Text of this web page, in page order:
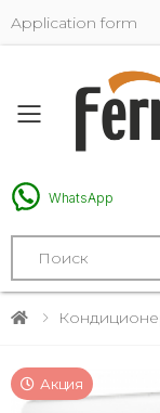
Application form
Toggle
WhatsApp
Search
Акция